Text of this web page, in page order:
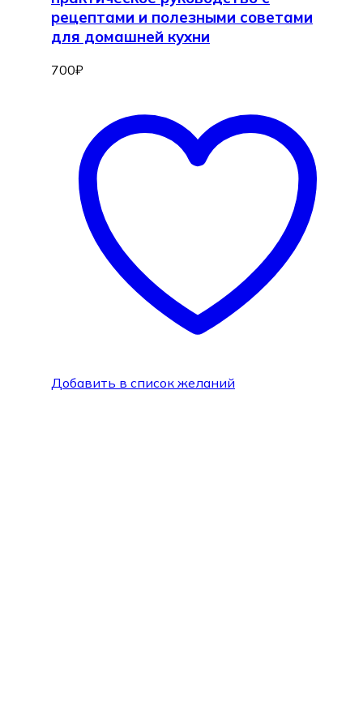
рецептами и полезными советами
для домашней кухни
700₽
Добавить в список желаний